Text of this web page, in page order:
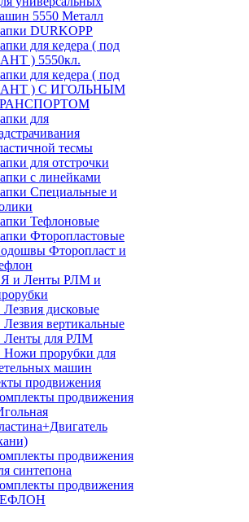
5550 Металл
DURKOPP
для кедера ( под
) 5550кл.
для кедера ( под
) С ИГОЛЬНЫМ
для
тесмы
для отстрочки
с линейками
Специальные и
Тефлоновые
Фторопластовые
Фторопласт и
и Ленты РЛМ и
Лезвия дисковые
Лезвия вертикальные
Ленты для РЛМ
Ножи прорубки для
машин
продвижения
продвижения
продвижения
синтепона
продвижения